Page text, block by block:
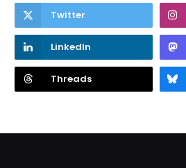
Twitter
LinkedIn
Threads